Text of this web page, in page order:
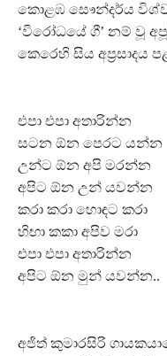
කොළඹ සෞන්දර්ය
‘විරෝධයේ ගී’ නම් වූ
කෙරෙහි සිය අප්‍රසාදය
එපා එපා අතාරින්න
සටන ඕන පෙරට යන්න
උන්ට ඕන අපි මරන්න
අපිට ඕන උන් යවන්න
කරා කරා හොඳට කරා
හිඟා කකා අපිව මරා
එපා එපා අතාරින්න
අපිට ඕන මුන් යවන්න..
අජිත් කුමාරසිරි